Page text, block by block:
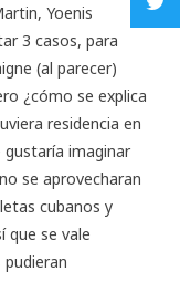
Yoenis
3 casos, para
(al parecer)
¿cómo se explica
residencia en
imaginar
se aprovecharan
cubanos y
que se vale